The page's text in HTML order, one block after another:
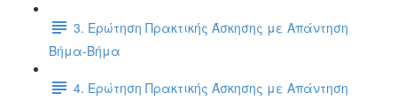
3. Ερώτηση Πρακτικής Άσκησης με Απάντηση
Βήμα-Βήμα
4. Ερώτηση Πρακτικής Άσκησης με Απάντηση